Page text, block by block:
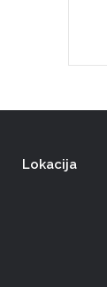
Lokacija